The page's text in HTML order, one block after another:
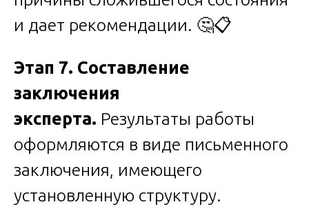
и дает рекомендации. 🤔📋
Этап 7. Составление
заключения
эксперта. Результаты работы
оформляются в виде письменного
заключения, имеющего
установленную структуру.